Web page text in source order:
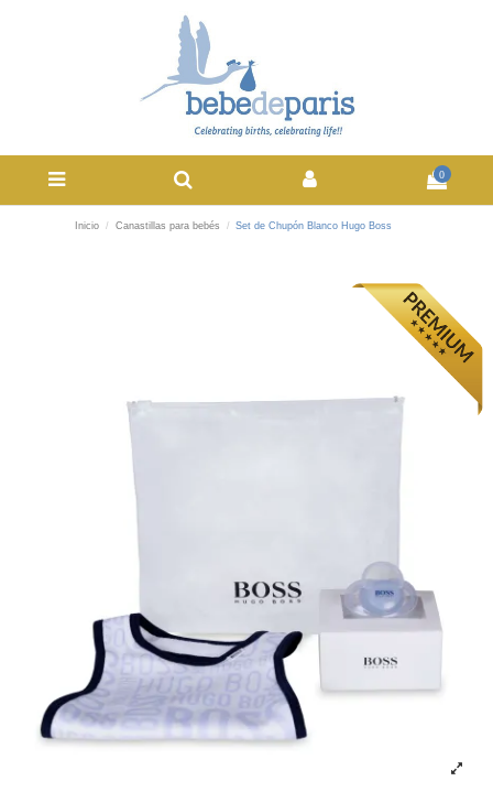
0
Inicio Canastillas para bebés Set de Chupón Blanco Hugo Boss